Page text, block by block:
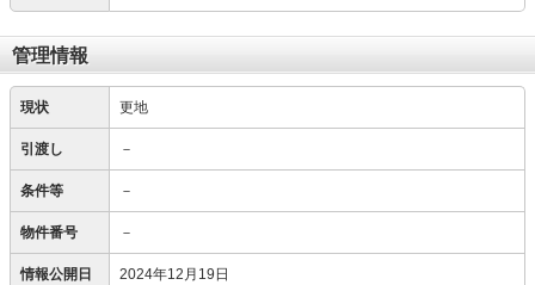
管理情報
現状 更地
引渡し －
条件等 －
物件番号 －
情報公開日 2024年12月19日